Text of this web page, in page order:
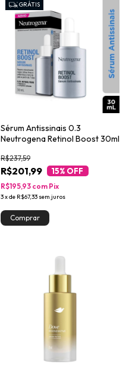
GRÁTIS
Sérum Antissinais 0.3
Neutrogena Retinol Boost 30ml
R$201,99
R$237,59
15% OFF
3xde R$67,33 sem juros
R$195,93 com Pix